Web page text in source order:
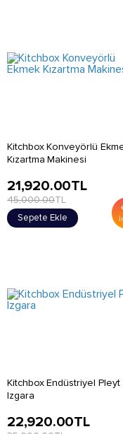
Kitchbox Konveyörlü
Kızartma Makinesi
21,920.00TL
45,000.00TL
Sepete Ekle
Kitchbox Endüstriyel Pleyt
Izgara
22,920.00TL